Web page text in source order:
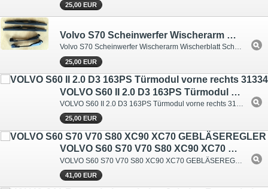
25,00 EUR
Volvo S70 Scheinwerfer Wischerarm Wischerblatt Scheinwerferwischerarm
Volvo S70 Scheinwerfer Wischerarm Wischerblatt Scheinwerferwischerarm
25,00 EUR
VOLVO S60 II 2.0 D3 163PS Türmodul vorne rechts 31334481
VOLVO S60 II 2.0 D3 163PS Türmodul vorne rechts 31334481
25,00 EUR
VOLVO S60 S70 V70 S80 XC90 XC70 GEBLÄSEREGLER WIDERSTAND LÜFTER 8693262 9171541
VOLVO S60 S70 V70 S80 XC90 XC70 GEBLÄSEREGLER WIDERSTAND LÜFTER 8693262 9171541
41,00 EUR